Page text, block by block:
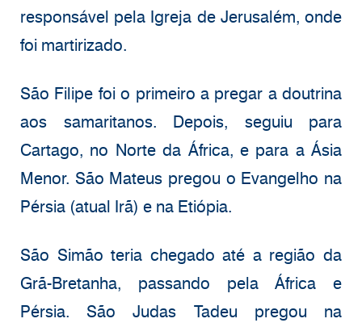
responsável pela Igreja de Jerusalém, onde
foi martirizado.
São Filipe foi o primeiro a pregar a doutrina
aos samaritanos. Depois, seguiu para
Cartago, no Norte da África, e para a Ásia
Menor. São Mateus pregou o Evangelho na
Pérsia (atual Irã) e na Etiópia.
São Simão teria chegado até a região da
Grã-Bretanha, passando pela África e
Pérsia. São Judas Tadeu pregou na